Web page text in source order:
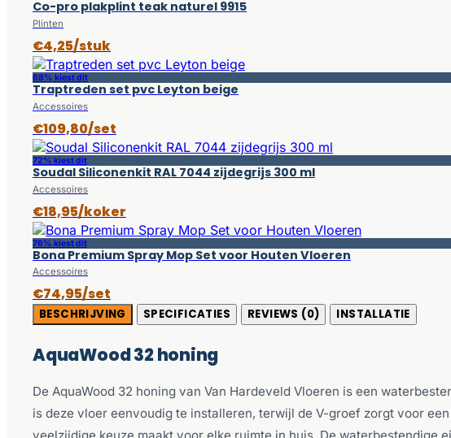
Co-pro plakplint teak naturel 9915
Plinten
€4,25/stuk
68% kiest dit
Traptreden set pvc Leyton beige
Accessoires
€109,80/set
72% kiest dit
Soudal Siliconenkit RAL 7044 zijdegrijs 300 ml
Accessoires
€18,95/koker
76% kiest dit
Bona Premium Spray Mop Set voor Houten Vloeren
Accessoires
€74,95/set
BESCHRIJVING SPECIFICATIES REVIEWS (0) INSTALLATIE
AquaWood 32 honing
De AquaWood 32 honing van Van Hardeveld Vloeren is een
is deze vloer eenvoudig te installeren, terwijl de V-groef zorgt voor